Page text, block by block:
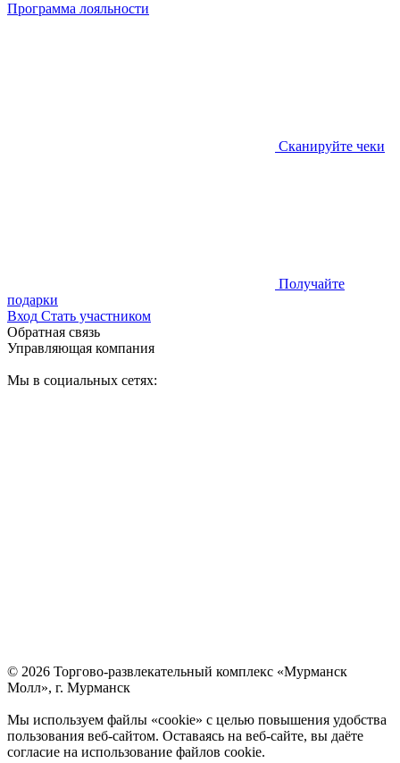
Программа лояльности
Сканируйте чеки
Получайте
подарки
Вход Стать участником
Обратная связь
Управляющая компания
Мы в социальных сетях:
© 2026 Торгово-развлекательный комплекс «Мурманск
Молл», г. Мурманск
Мы используем файлы «cookie» с целью повышения удобства
пользования веб-сайтом. Оставаясь на веб-сайте, вы даёте
согласие на использование файлов cookie.